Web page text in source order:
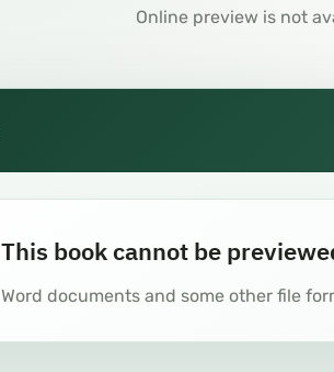
Online preview is not
This book cannot be
Word documents and some other file